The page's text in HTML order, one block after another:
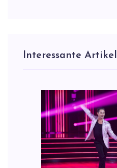
Interessante Artikel